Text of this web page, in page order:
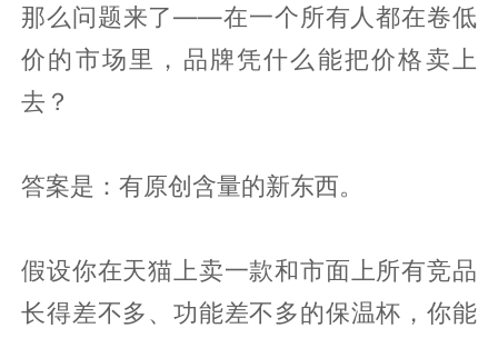
那么问题来了——在一个所有人都在卷低
价的市场里，品牌凭什么能把价格卖上
去？
答案是：有原创含量的新东西。
假设你在天猫上卖一款和市面上所有竞品
长得差不多、功能差不多的保温杯，你能